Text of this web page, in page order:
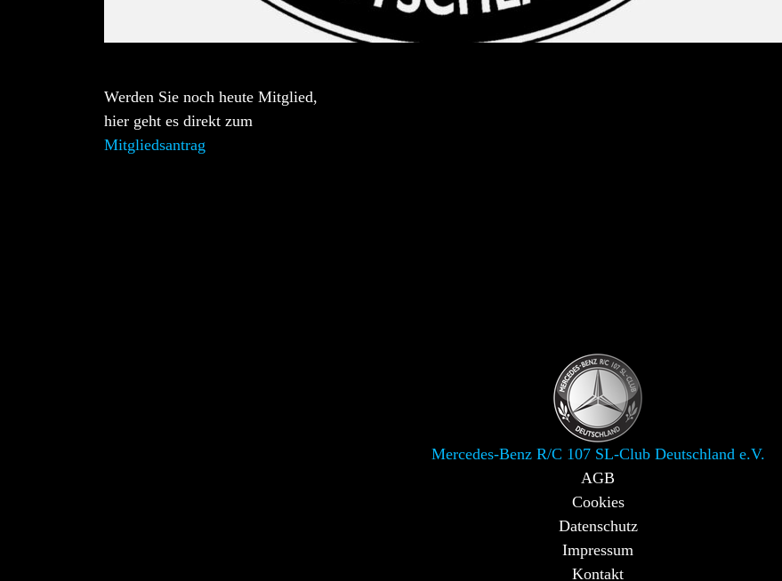
Werden Sie noch heute Mitglied,
hier geht es direkt zum
Mitgliedsantrag
Mercedes-Benz R/C 107 SL-Club Deutschland e.V.
AGB
Cookies
Datenschutz
Impressum
Kontakt